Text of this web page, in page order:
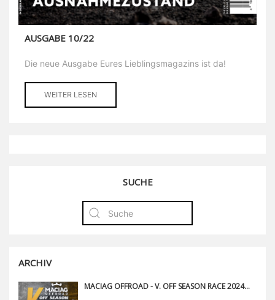
AUSGABE 10/22
Die neue Ausgabe Eures Lieblingsmagazins ist da!
WEITER LESEN
SUCHE
ARCHIV
MACIAG OFFROAD - V. OFF SEASON RACE 2024: DAS RENNEN IN SACHSEN.